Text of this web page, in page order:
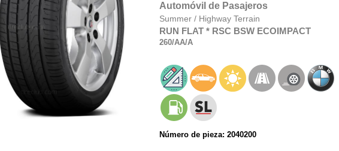
Automóvil de Pasajeros
Summer / Highway Terrain
RUN FLAT * RSC BSW ECOIMPACT
260/AA/A
Número de pieza: 2040200